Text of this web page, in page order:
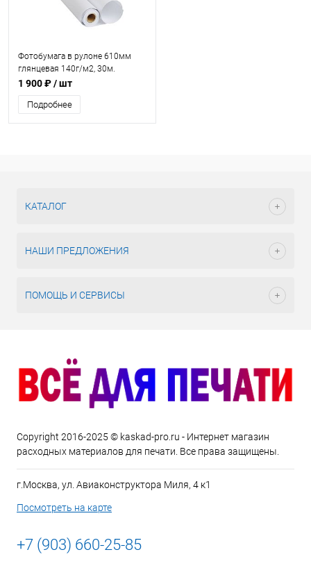
Фотобумага в рулоне 610мм
глянцевая 140г/м2, 30м.
1 900 ₽/ шт
Подробнее
КАТАЛОГ
НАШИ ПРЕДЛОЖЕНИЯ
ПОМОЩЬ И СЕРВИСЫ
Copyright 2016-2025 © kaskad-pro.ru - Интернет магазин
расходных материалов для печати. Все права защищены.
г.Москва, ул. Авиаконструктора Миля, 4 к1
Посмотреть на карте
+7 (903) 660-25-85